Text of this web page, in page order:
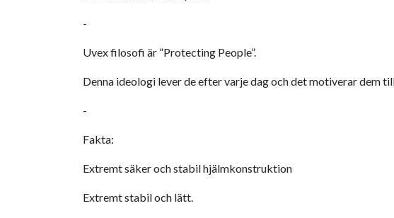
-
Uvex filosofi är ”Protecting People”.
Denna ideologi lever de efter varje dag och det motiverar dem
-
Fakta:
Extremt säker och stabil hjälmkonstruktion
Extremt stabil och lätt.